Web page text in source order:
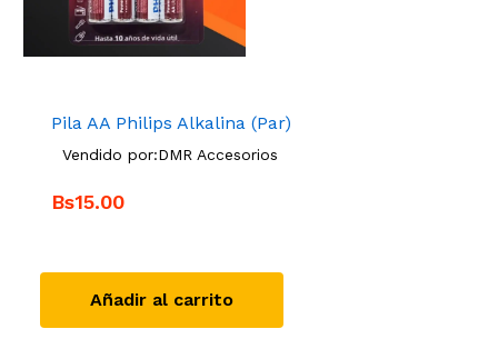
Pila AA Philips Alkalina (Par)
Vendido por:DMR Accesorios
Bs15.00
Añadir al carrito